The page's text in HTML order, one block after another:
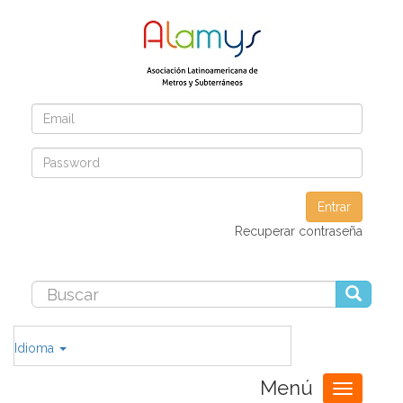
Entrar
Recuperar contraseña
Idioma
Menú
Toggle